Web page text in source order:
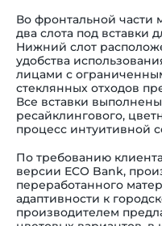
Во фронтальной части
два слота под вставки
Нижний слот
удобства
лицами с
стеклянных отходов
Все вставки
ресайклингового,
процесс интуитивной
По требованию
версии ECO Bank,
переработанного
адаптивности к
производителем